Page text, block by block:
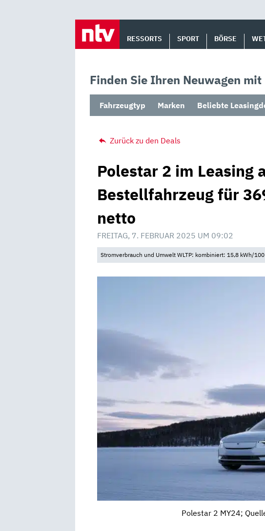
RESSORTS SPORT BÖRSE
Finden Sie Ihren Neuwagen
Fahrzeugtyp Marken Beliebte
Zurück zu den Deals
Polestar 2 im Leasing
Bestellfahrzeug für
netto
FREITAG, 7. FEBRUAR 2025 UM 09:02
Stromverbrauch und Umwelt WLTP: kombiniert: 15,8 kWh/
Polestar 2 MY24;